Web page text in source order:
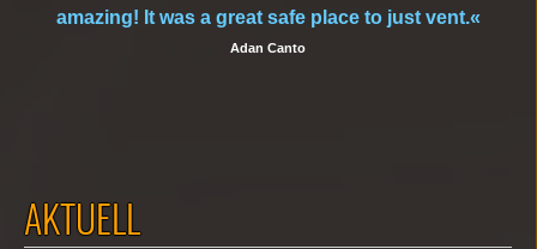
amazing! It was a great safe place to just vent.«
Adan Canto
AKTUELL